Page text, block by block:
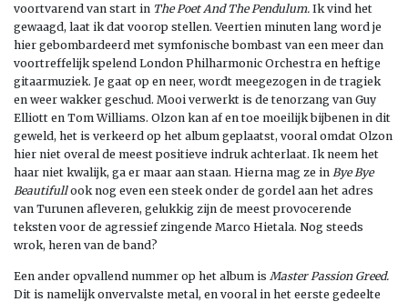
voortvarend van start in The Poet And The Pendulum. Ik vind het
gewaagd, laat ik dat voorop stellen. Veertien minuten lang word je
hier gebombardeerd met symfonische bombast van een meer dan
voortreffelijk spelend London Philharmonic Orchestra en heftige
gitaarmuziek. Je gaat op en neer, wordt meegezogen in de tragiek
en weer wakker geschud. Mooi verwerkt is de tenorzang van Guy
Elliott en Tom Williams. Olzon kan af en toe moeilijk bijbenen in dit
geweld, het is verkeerd op het album geplaatst, vooral omdat Olzon
hier niet overal de meest positieve indruk achterlaat. Ik neem het
haar niet kwalijk, ga er maar aan staan. Hierna mag ze in Bye Bye
Beautifullook nog even een steek onder de gordel aan het adres
van Turunen afleveren, gelukkig zijn de meest provocerende
teksten voor de agressief zingende Marco Hietala. Nog steeds
wrok, heren van de band?
Een ander opvallend nummer op het album is Master Passion Greed.
Dit is namelijk onvervalste metal, en vooral in het eerste gedeelte